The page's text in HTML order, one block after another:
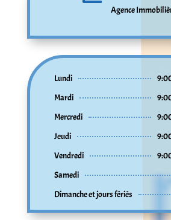
Agence
Lundi
Mardi
Mercredi
Jeudi
Vendredi
Samedi
Dimanche et jours fériés